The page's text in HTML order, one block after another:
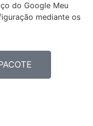
do Google Meu
mediante os